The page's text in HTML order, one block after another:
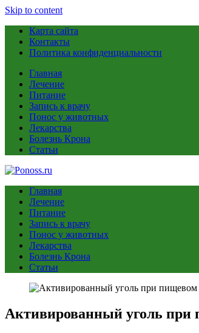
Skip to content
Карта сайта
Контакты
Политика конфиденциальности
Главная
Лечение
Питание
Запись к врачу
Понос у животных
Лекарства
Болезнь Крона
Статьи
Главная
Лечение
Питание
Запись к врачу
Понос у животных
Лекарства
Болезнь Крона
Статьи
Активированный уголь при